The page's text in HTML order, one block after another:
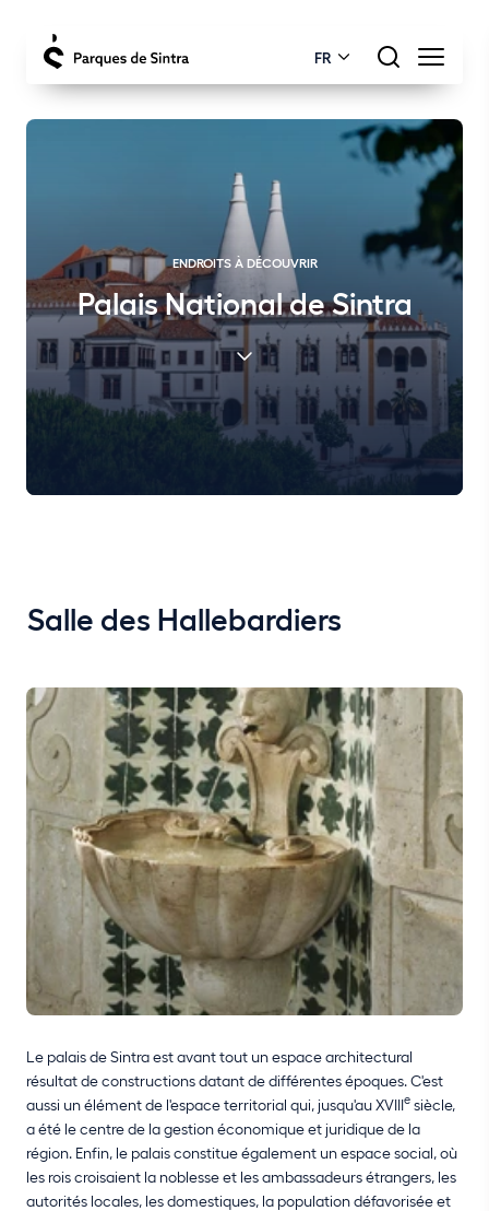
FR
ENDROITS À DÉCOUVRIR
Palais National de Sintra
Salle des Hallebardiers
Le palais de Sintra est avant tout un espace architectural
résultat de constructions datant de différentes époques. C'est
aussi un élément de l'espace territorial qui, jusqu'au XVIIIe siècle,
a été le centre de la gestion économique et juridique de la
région. Enfin, le palais constitue également un espace social, où
les rois croisaient la noblesse et les ambassadeurs étrangers, les
autorités locales, les domestiques, la population défavorisée et